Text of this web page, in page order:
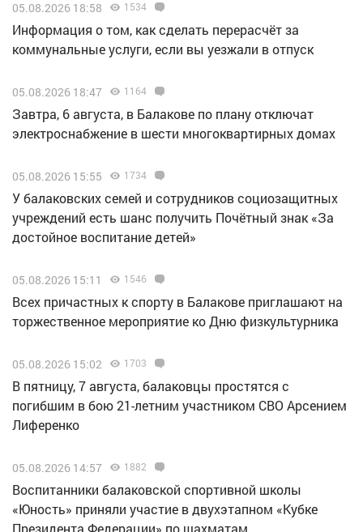
05.08.2026 18:58 1534
Информация о том, как сделать перерасчёт за
коммунальные услуги, если вы уезжали в отпуск
05.08.2026 18:47 1164
Завтра, 6 августа, в Балакове по плану отключат
электроснабжение в шести многоквартирных домах
05.08.2026 15:55 1734
У балаковских семей и сотрудников социозащитных
учреждений есть шанс получить Почётный знак «За
достойное воспитание детей»
05.08.2026 15:11 1546
Всех причастных к спорту в Балакове приглашают на
торжественное мероприятие ко Дню физкультурника
05.08.2026 15:02 1703
В пятницу, 7 августа, балаковцы простятся с
погибшим в бою 21-летним участником СВО Арсением
Лиференко
05.08.2026 14:57 1882
Воспитанники балаковской спортивной школы
«Юность» приняли участие в двухэтапном «Кубке
Президента Федерации» по шахматам